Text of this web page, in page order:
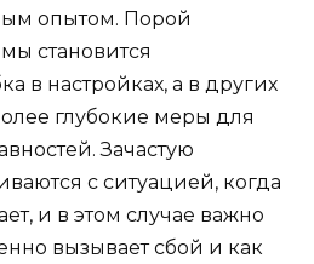
опытом. Порой
становится
в настройках, а в других
глубокие меры для
Зачастую
с ситуацией, когда
и в этом случае важно
вызывает сбой и как